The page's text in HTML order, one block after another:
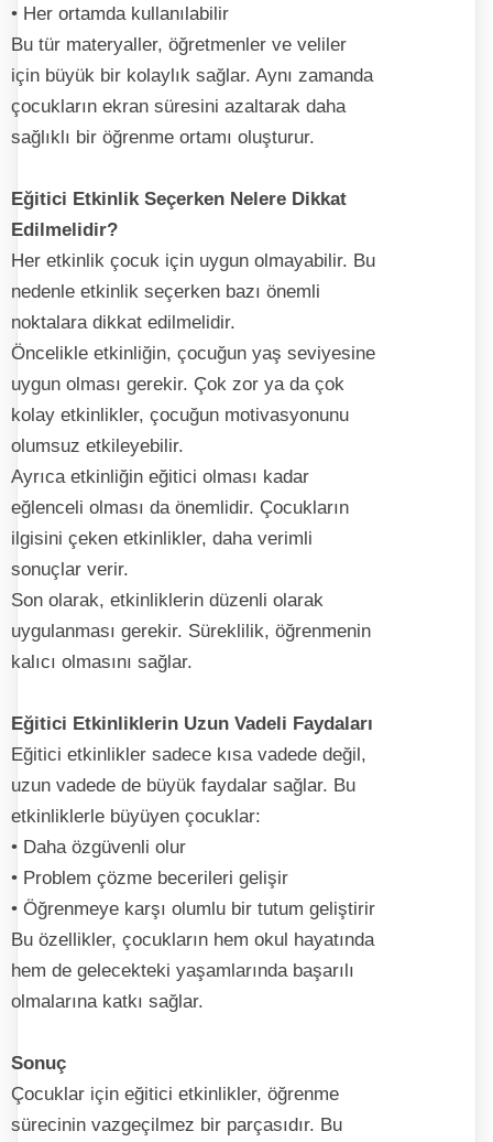
• Her ortamda kullanılabilir
Bu tür materyaller, öğretmenler ve veliler
için büyük bir kolaylık sağlar. Aynı zamanda
çocukların ekran süresini azaltarak daha
sağlıklı bir öğrenme ortamı oluşturur.
Eğitici Etkinlik Seçerken Nelere Dikkat
Edilmelidir?
Her etkinlik çocuk için uygun olmayabilir. Bu
nedenle etkinlik seçerken bazı önemli
noktalara dikkat edilmelidir.
Öncelikle etkinliğin, çocuğun yaş seviyesine
uygun olması gerekir. Çok zor ya da çok
kolay etkinlikler, çocuğun motivasyonunu
olumsuz etkileyebilir.
Ayrıca etkinliğin eğitici olması kadar
eğlenceli olması da önemlidir. Çocukların
ilgisini çeken etkinlikler, daha verimli
sonuçlar verir.
Son olarak, etkinliklerin düzenli olarak
uygulanması gerekir. Süreklilik, öğrenmenin
kalıcı olmasını sağlar.
Eğitici Etkinliklerin Uzun Vadeli Faydaları
Eğitici etkinlikler sadece kısa vadede değil,
uzun vadede de büyük faydalar sağlar. Bu
etkinliklerle büyüyen çocuklar:
• Daha özgüvenli olur
• Problem çözme becerileri gelişir
• Öğrenmeye karşı olumlu bir tutum geliştirir
Bu özellikler, çocukların hem okul hayatında
hem de gelecekteki yaşamlarında başarılı
olmalarına katkı sağlar.
Sonuç
Çocuklar için eğitici etkinlikler, öğrenme
sürecinin vazgeçilmez bir parçasıdır. Bu